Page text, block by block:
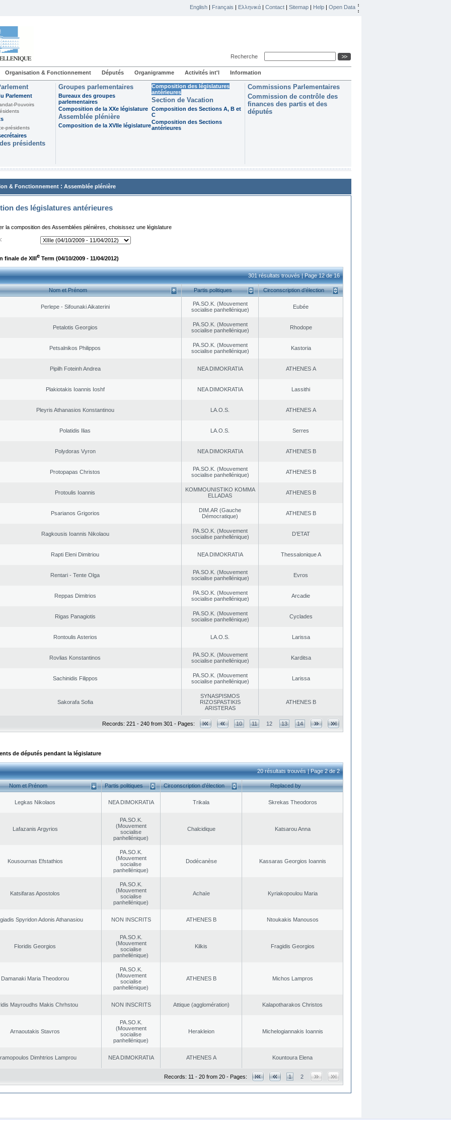
English | Français | Ελληνικά | Contact | Sitemap | Help | Open Data
Recherche
Organisation & Fonctionnement Députés Organigramme Activités int'l Information
Parlement
Pouvoirs
présidents
présidents
Groupes parlementaires
Bureaux des groupes
parlementaires
Composition de la XXe législature
Assemblée plénière
Composition de la XVIIe législature
Composition des législatures
antérieures
Section de Vacation
Composition des Sections A, B et
C
Composition des Sections
antérieures
Commissions Parlementaires
Commission de contrôle des
finances des partis et des
députés
& Fonctionnement : Assemblée plénière
des législatures antérieures
la composition des Assemblées plénières, choisissez une législature
finale de XIIIe Term (04/10/2009 - 11/04/2012)
301 résultats trouvés | Page 12 de 16
Nom et Prénom Partis politiques Circonscription d’élection
Perlepe - Sifounaki Aikaterini
PA.SO.K. (Mouvement
socialise panhellénique)
Eubée
Petalotis Georgios
PA.SO.K. (Mouvement
socialise panhellénique)
Rhodope
Petsalnikos Philippos
PA.SO.K. (Mouvement
socialise panhellénique)
Kastoria
Pipilh Foteinh Andrea NEA DΙMOKRATIA ATHENES Α
Plakiotakis Ioannis Ioshf NEA DΙMOKRATIA Lassithi
Pleyris Athanasios Konstantinou LA.O.S. ATHENES Α
Polatidis Ilias LA.O.S. Serres
Polydoras Vyron NEA DΙMOKRATIA ATHENES Β
Protopapas Christos
PA.SO.K. (Mouvement
socialise panhellénique)
ATHENES Β
Protoulis Ioannis
KOMMOUNISTIKO KOMMA
ELLADAS
ATHENES Β
Psarianos Grigorios
DIM.AR (Gauche
Démocratique)
ATHENES Β
Ragkousis Ioannis Nikolaou
PA.SO.K. (Mouvement
socialise panhellénique)
D’ETAT
Rapti Eleni Dimitriou NEA DΙMOKRATIA Thessalonique A
Rentari - Tente Olga
PA.SO.K. (Mouvement
socialise panhellénique)
Evros
Reppas Dimitrios
PA.SO.K. (Mouvement
socialise panhellénique)
Arcadie
Rigas Panagiotis
PA.SO.K. (Mouvement
socialise panhellénique)
Cyclades
Rontoulis Asterios LA.O.S. Larissa
Rovlias Konstantinos
PA.SO.K. (Mouvement
socialise panhellénique)
Karditsa
Sachinidis Filippos
PA.SO.K. (Mouvement
socialise panhellénique)
Larissa
Sakorafa Sofia
SYNASPISMOS
RIZOSPASTIKIS
ARISTERAS
ATHENES Β
Records: 221 - 240 from 301 - Pages: 10 11 12 13 14
de députés pendant la législature
20 résultats trouvés | Page 2 de 2
Nom et Prénom Partis politiques Circonscription d’élection Replaced by
Legkas Nikolaos NEA DΙMOKRATIA Trikala Skrekas Theodoros
Lafazanis Argyrios
PA.SO.K.
(Mouvement
socialise
panhellénique)
Chalcidique Katsarou Anna
Kousournas Efstathios
PA.SO.K.
(Mouvement
socialise
panhellénique)
Dodécanèse Kassaras Georgios Ioannis
Katsifaras Apostolos
PA.SO.K.
(Mouvement
socialise
panhellénique)
Achaïe Kyriakopoulou Maria
Spyridon Adonis Athanasiou NON INSCRITS ATHENES Β Ntoukakis Manousos
Floridis Georgios
PA.SO.K.
(Mouvement
socialise
panhellénique)
Kilkis Fragidis Georgios
Damanaki Maria Theodorou
PA.SO.K.
(Mouvement
socialise
panhellénique)
ATHENES Β Michos Lampros
Mayroudhs Makis Chrhstou NON INSCRITS Αttique (agglomération) Kalapotharakos Christos
Arnaoutakis Stavros
PA.SO.K.
(Mouvement
socialise
panhellénique)
Herakleion Michelogiannakis Ioannis
Dimhtrios Lamprou NEA DΙMOKRATIA ATHENES Α Kountoura Elena
Records: 11 - 20 from 20 - Pages: 1 2